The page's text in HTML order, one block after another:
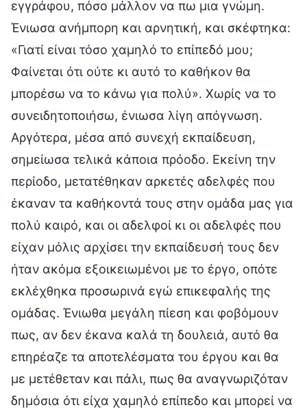
εγγράφου, πόσο μάλλον να πω μια γνώμη.
Ένιωσα ανήμπορη και αρνητική, και σκέφτηκα:
«Γιατί είναι τόσο χαμηλό το επίπεδό μου;
Φαίνεται ότι ούτε κι αυτό το καθήκον θα
μπορέσω να το κάνω για πολύ». Χωρίς να το
συνειδητοποιήσω, ένιωσα λίγη απόγνωση.
Αργότερα, μέσα από συνεχή εκπαίδευση,
σημείωσα τελικά κάποια πρόοδο. Εκείνη την
περίοδο, μετατέθηκαν αρκετές αδελφές που
έκαναν τα καθήκοντά τους στην ομάδα μας για
πολύ καιρό, και οι αδελφοί κι οι αδελφές που
είχαν μόλις αρχίσει την εκπαίδευσή τους δεν
ήταν ακόμα εξοικειωμένοι με το έργο, οπότε
εκλέχθηκα προσωρινά εγώ επικεφαλής της
ομάδας. Ένιωθα μεγάλη πίεση και φοβόμουν
πως, αν δεν έκανα καλά τη δουλειά, αυτό θα
επηρέαζε τα αποτελέσματα του έργου και θα
με μετέθεταν και πάλι, πως θα αναγνωριζόταν
δημόσια ότι είχα χαμηλό επίπεδο και μπορεί να